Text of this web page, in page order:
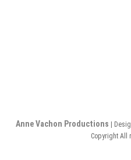
Anne Vachon Productions |
Copyright All